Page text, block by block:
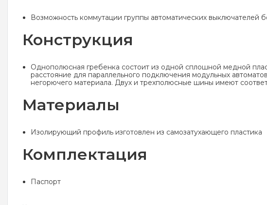
Возможность коммутации группы автоматических выключателей
Конструкция
Однополюсная гребенка состоит из одной сплошной медной
расстояние для параллельного подключения модульных
негорючего материала. Двух и трехполюсные шины имеют
Материалы
Изолирующий профиль изготовлен из самозатухающего пластика
Комплектация
Паспорт